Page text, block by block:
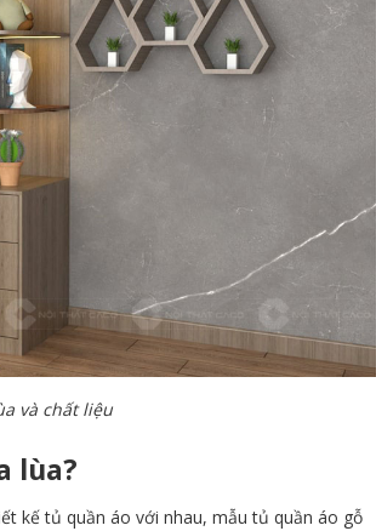
và chất liệu
lùa?
kế tủ quần áo với nhau, mẫu tủ quần áo gỗ